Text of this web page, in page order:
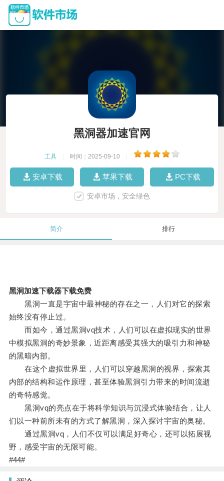
黑洞器加速官网
工具 时间：2025-09-10
安卓下载 苹果下载 PC下载
安卓市场，安全绿色
简介 排行
黑洞加速下载器下载免费
黑洞一直是宇宙中最神秘的存在之一，人们对它的探索
始终没有停止过。
而如今，通过黑洞vq技术，人们可以在虚拟现实的世界
中模拟黑洞的奇妙景象，近距离感受其强大的吸引力和神秘
的黑暗内部。
在这个虚拟世界里，人们可以穿越黑洞的视界，探索其
内部的结构和运作原理，甚至体验黑洞引力带来的时间流逝
的奇特感觉。
黑洞vq的亮点在于将科学知识与沉浸式体验结合，让人
们以一种前所未有的方式了解黑洞，深入探讨宇宙的奥秘。
通过黑洞vq，人们不仅可以满足好奇心，还可以拓展视
野，感受宇宙的无限可能。
#44#